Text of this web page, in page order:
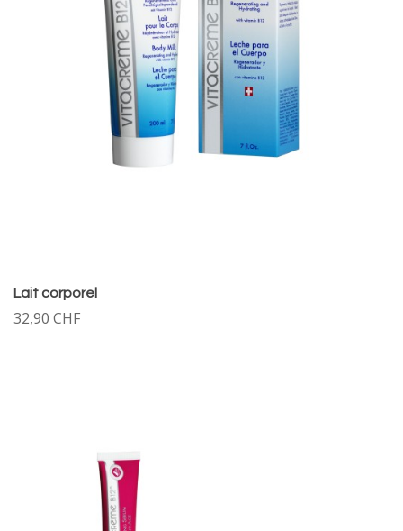
Lait corporel
32,90 CHF